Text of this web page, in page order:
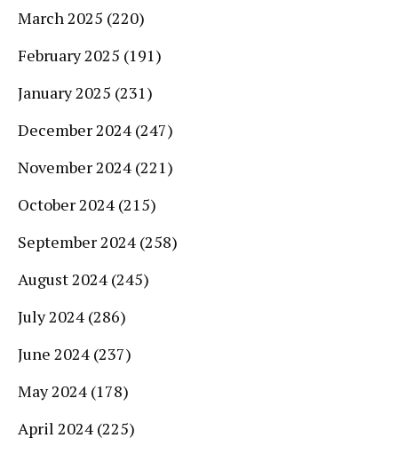
March 2025 (220)
February 2025 (191)
January 2025 (231)
December 2024 (247)
November 2024 (221)
October 2024 (215)
September 2024 (258)
August 2024 (245)
July 2024 (286)
June 2024 (237)
May 2024 (178)
April 2024 (225)